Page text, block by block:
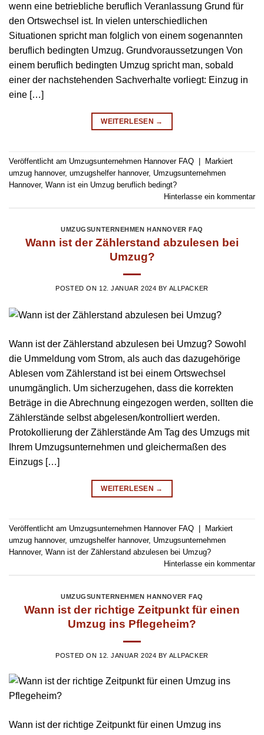
wenn eine betriebliche beruflich Veranlassung Grund für
den Ortswechsel ist. In vielen unterschiedlichen
Situationen spricht man folglich von einem sogenannten
beruflich bedingten Umzug. Grundvoraussetzungen Von
einem beruflich bedingten Umzug spricht man, sobald
einer der nachstehenden Sachverhalte vorliegt: Einzug in
eine […]
WEITERLESEN →
Veröffentlicht am Umzugsunternehmen Hannover FAQ
Markiert
umzug hannover, umzugshelfer hannover, Umzugsunternehmen
Hannover, Wann ist ein Umzug beruflich bedingt?
Hinterlasse ein kommentar
UMZUGSUNTERNEHMEN HANNOVER FAQ
Wann ist der Zählerstand abzulesen bei
Umzug?
POSTED ON 12. JANUAR 2024 BY ALLPACKER
Wann ist der Zählerstand abzulesen bei Umzug? Sowohl
die Ummeldung vom Strom, als auch das dazugehörige
Ablesen vom Zählerstand ist bei einem Ortswechsel
unumgänglich. Um sicherzugehen, dass die korrekten
Beträge in die Abrechnung eingezogen werden, sollten die
Zählerstände selbst abgelesen/kontrolliert werden.
Protokollierung der Zählerstände Am Tag des Umzugs mit
Ihrem Umzugsunternehmen und gleichermaßen des
Einzugs […]
WEITERLESEN →
Veröffentlicht am Umzugsunternehmen Hannover FAQ
Markiert
umzug hannover, umzugshelfer hannover, Umzugsunternehmen
Hannover, Wann ist der Zählerstand abzulesen bei Umzug?
Hinterlasse ein kommentar
UMZUGSUNTERNEHMEN HANNOVER FAQ
Wann ist der richtige Zeitpunkt für einen
Umzug ins Pflegeheim?
POSTED ON 12. JANUAR 2024 BY ALLPACKER
Wann ist der richtige Zeitpunkt für einen Umzug ins